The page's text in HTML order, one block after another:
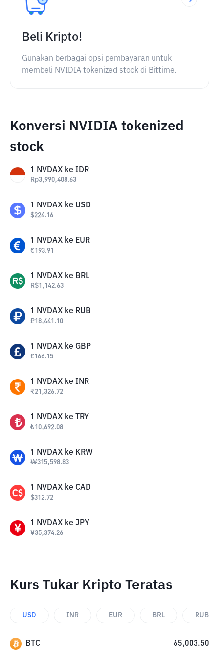
Beli Kripto!
Gunakan berbagai opsi pembayaran untuk
membeli NVIDIA tokenized stock di Bittime.
Konversi NVIDIA tokenized
stock
1 NVDAX ke IDR
Rp3,990,408.63
1 NVDAX ke USD
$224.16
1 NVDAX ke EUR
€193.91
1 NVDAX ke BRL
R$1,142.63
1 NVDAX ke RUB
₽18,441.10
1 NVDAX ke GBP
£166.15
1 NVDAX ke INR
₹21,326.72
1 NVDAX ke TRY
₺10,692.08
1 NVDAX ke KRW
₩315,598.83
1 NVDAX ke CAD
$312.72
1 NVDAX ke JPY
¥35,374.26
Kurs Tukar Kripto Teratas
USD INR EUR BRL RUB
BTC 65,003.50